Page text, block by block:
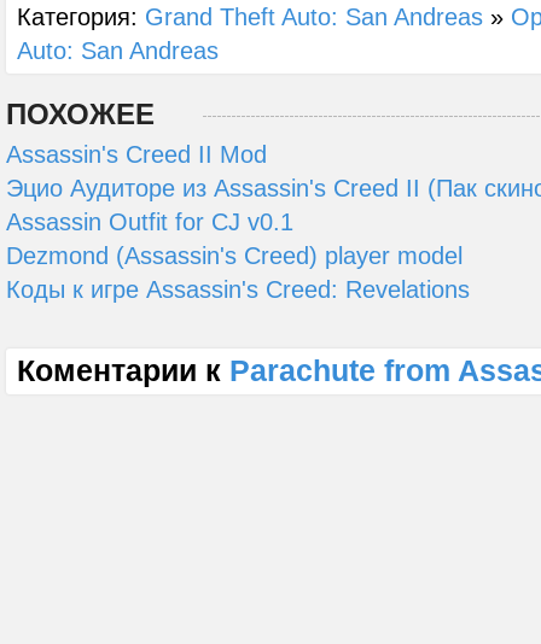
Категория: Grand Theft Auto: San Andreas »
Auto: San Andreas
ПОХОЖЕЕ
Assassin's Creed II Mod
Эцио Аудиторе из Assassin's Creed II (Пак
Assassin Outfit for CJ v0.1
Dezmond (Assassin's Creed) player model
Коды к игре Assassin's Creed: Revelations
Коментарии к Parachute from